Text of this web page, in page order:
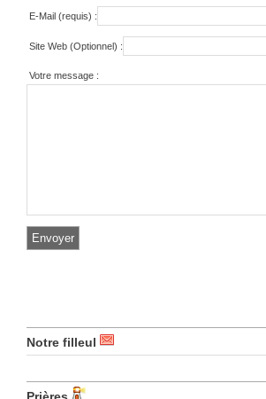
E-Mail (requis) :
Site Web (Optionnel) :
Votre message :
Notre filleul